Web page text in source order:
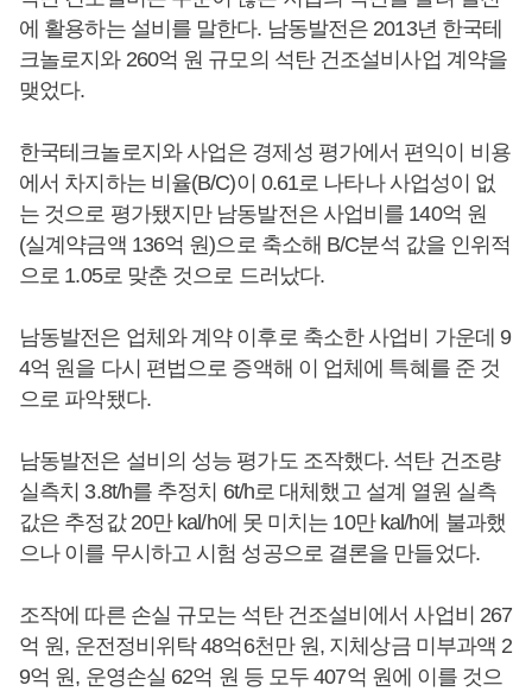
에 활용하는 설비를 말한다. 남동발전은 2013년 한국테
크놀로지와 260억 원 규모의 석탄 건조설비사업 계약을
맺었다.
한국테크놀로지와 사업은 경제성 평가에서 편익이 비용
에서 차지하는 비율(B/C)이 0.61로 나타나 사업성이 없
는 것으로 평가됐지만 남동발전은 사업비를 140억 원
(실계약금액 136억 원)으로 축소해 B/C분석 값을 인위적
으로 1.05로 맞춘 것으로 드러났다.
남동발전은 업체와 계약 이후로 축소한 사업비 가운데 9
4억 원을 다시 편법으로 증액해 이 업체에 특혜를 준 것
으로 파악됐다.
남동발전은 설비의 성능 평가도 조작했다. 석탄 건조량
실측치 3.8t/h를 추정치 6t/h로 대체했고 설계 열원 실측
값은 추정값 20만 kal/h에 못 미치는 10만 kal/h에 불과했
으나 이를 무시하고 시험 성공으로 결론을 만들었다.
조작에 따른 손실 규모는 석탄 건조설비에서 사업비 267
억 원, 운전정비위탁 48억6천만 원, 지체상금 미부과액 2
9억 원, 운영손실 62억 원 등 모두 407억 원에 이를 것으